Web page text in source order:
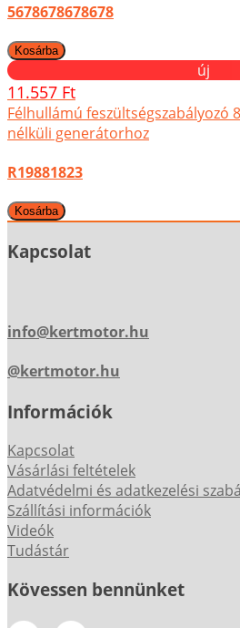
5678678678678
új
11.557 Ft
Félhullámú feszültségszabályozó
nélküli generátorhoz
R19881823
Kapcsolat
info@kertmotor.hu
@kertmotor.hu
Információk
Kapcsolat
Vásárlási feltételek
Adatvédelmi és adatkezelési
Szállítási információk
Videók
Tudástár
Kövessen bennünket